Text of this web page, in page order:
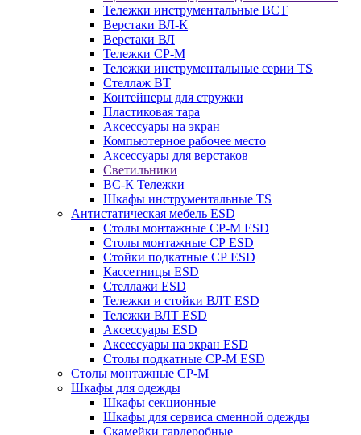
Тележки инструментальные ВСТ
Верстаки ВЛ-К
Верстаки ВЛ
Тележки СР-М
Тележки инструментальные серии TS
Стеллаж ВТ
Контейнеры для стружки
Пластиковая тара
Аксессуары на экран
Компьютерное рабочее место
Аксессуары для верстаков
Светильники
ВС-К Тележки
Шкафы инструментальные TS
Антистатическая мебель ESD
Столы монтажные СР-М ESD
Столы монтажные СР ESD
Стойки подкатные СР ESD
Кассетницы ESD
Стеллажи ESD
Тележки и стойки ВЛТ ESD
Тележки ВЛТ ESD
Аксессуары ESD
Аксессуары на экран ESD
Столы подкатные СР-М ESD
Столы монтажные СР-М
Шкафы для одежды
Шкафы секционные
Шкафы для сервиса сменной одежды
Скамейки гардеробные